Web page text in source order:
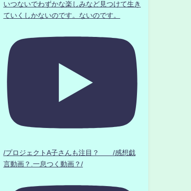
いつないでわずかな楽しみなど見つけて生き
ていくしかないのです。ないのです。
/プロジェクトA子さんも注目？ /感想戯
言動画？.一息つく動画？/